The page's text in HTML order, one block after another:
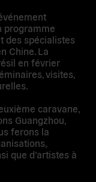
programme
des spécialistes
Chine. La
en février
visites,
caravane,
Guangzhou,
ferons la
que d’artistes à